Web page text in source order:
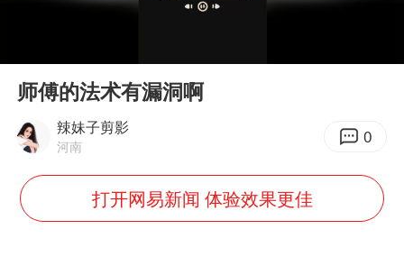
OpenAI为免费用户升级GPT-5.6 Luna
Play
师傅的法术有漏洞啊
辣妹子剪影
河南 0
打开网易新闻 体验效果更佳